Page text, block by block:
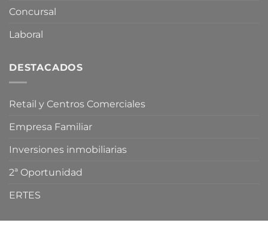
Concursal
Laboral
DESTACADOS
Retail y Centros Comerciales
Empresa Familiar
Inversiones inmobiliarias
2ª Oportunidad
ERTES